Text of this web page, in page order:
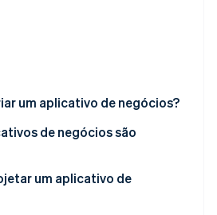
um aplicativo de negócios?
de negócios são
um aplicativo de